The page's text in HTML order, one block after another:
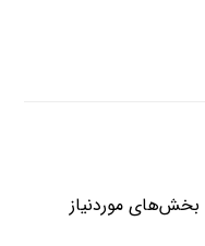
بخش‌های موردنیاز